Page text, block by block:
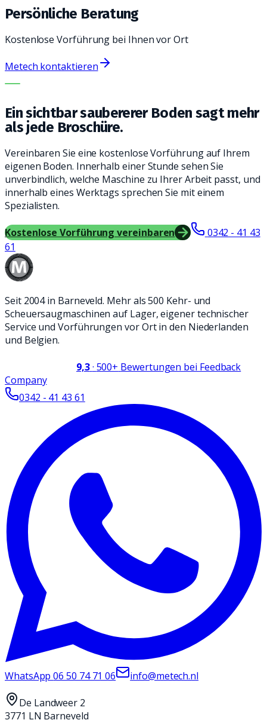
Persönliche Beratung
Kostenlose Vorführung bei Ihnen vor Ort
Metech kontaktieren
DIE RICHTIGE MASCHINE. DER BESTE SERVICE.
Ein sichtbar saubererer Boden sagt mehr
als jede Broschüre.
Vereinbaren Sie eine kostenlose Vorführung auf Ihrem
eigenen Boden. Innerhalb einer Stunde sehen Sie
unverbindlich, welche Maschine zu Ihrer Arbeit passt, und
innerhalb eines Werktags sprechen Sie mit einem
Spezialisten.
Kostenlose Vorführung vereinbaren
0342 - 41 43
61
Seit 2004 in Barneveld. Mehr als 500 Kehr- und
Scheuersaugmaschinen auf Lager, eigener technischer
Service und Vorführungen vor Ort in den Niederlanden
und Belgien.
9,3· 500+ Bewertungen bei Feedback
Company
0342 - 41 43 61
WhatsApp06 50 74 71 06 info@metech.nl
De Landweer 2
3771 LN Barneveld